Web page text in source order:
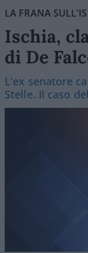
LA FRANA
Ischia,
di De
L'ex senatore
Stelle. Il caso